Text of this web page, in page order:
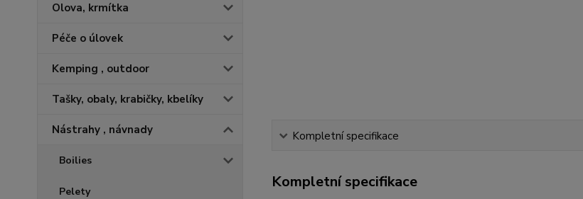
Olova, krmítka
Péče o úlovek
Kemping , outdoor
Tašky, obaly, krabičky, kbelíky
Nástrahy , návnady
Boilies
Pelety
Kompletní specifikace
Kompletní specifikace